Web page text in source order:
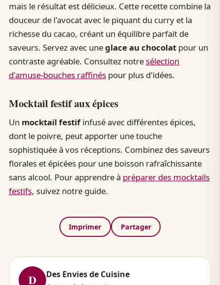
mais le résultat est délicieux. Cette recette combine la
douceur de l'avocat avec le piquant du curry et la
richesse du cacao, créant un équilibre parfait de
saveurs. Servez avec uneglace au chocolatpour un
contraste agréable. Consultez notresélection
d'amuse-bouches raffinéspour plus d'idées.
Mocktail festif aux épices
Un mocktail festifinfusé avec différentes épices,
dont le poivre, peut apporter une touche
sophistiquée à vos réceptions. Combinez des saveurs
florales et épicées pour une boisson rafraîchissante
sans alcool. Pour apprendre à préparer des mocktails
festifs, suivez notre guide.
Imprimer Partager
D Des Envies de Cuisine